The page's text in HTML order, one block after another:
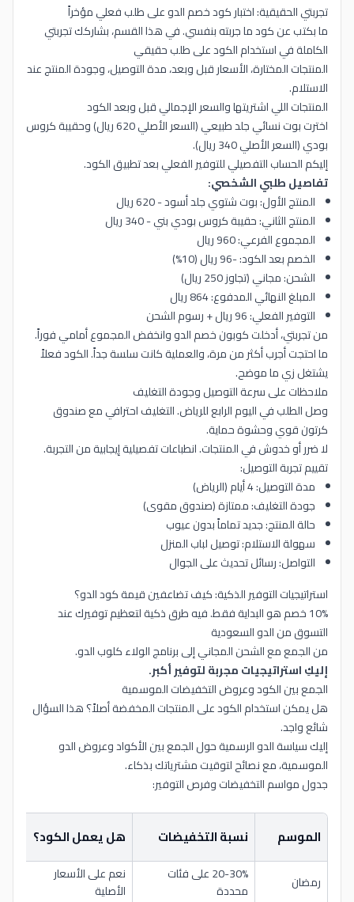
تجربتي الحقيقية: اختبار كود خصم الدو على طلب فعلي مؤخراً
ما بكتب عن كود ما جربته بنفسي. في هذا القسم، بشاركك تجربتي
الكاملة في استخدام الكود على طلب حقيقي
المنتجات المختارة، الأسعار قبل وبعد، مدة التوصيل، وجودة المنتج عند
الاستلام.
المنتجات اللي اشتريتها والسعر الإجمالي قبل وبعد الكود
اخترت بوت نسائي جلد طبيعي (السعر الأصلي 620 ريال) وحقيبة كروس
بودي (السعر الأصلي 340 ريال).
إليكم الحساب التفصيلي للتوفير الفعلي بعد تطبيق الكود.
تفاصيل طلبي الشخصي:
المنتج الأول: بوت شتوي جلد أسود - 620 ريال
المنتج الثاني: حقيبة كروس بودي بني - 340 ريال
المجموع الفرعي: 960 ريال
الخصم بعد الكود: -96 ريال (10%)
الشحن: مجاني (تجاوز 250 ريال)
المبلغ النهائي المدفوع: 864 ريال
التوفير الفعلي: 96 ريال + رسوم الشحن
من تجربتي، أدخلت كوبون خصم الدو وانخفض المجموع أمامي فوراً.
ما احتجت أجرب أكثر من مرة، والعملية كانت سلسة جداً. الكود فعلاً
يشتغل زي ما موضح.
ملاحظات على سرعة التوصيل وجودة التغليف
وصل الطلب في اليوم الرابع للرياض. التغليف احترافي مع صندوق
كرتون قوي وحشوة حماية.
لا ضرر أو خدوش في المنتجات. انطباعات تفصيلية إيجابية من التجربة.
تقييم تجربة التوصيل:
مدة التوصيل: 4 أيام (الرياض)
جودة التغليف: ممتازة (صندوق مقوى)
حالة المنتج: جديد تماماً بدون عيوب
سهولة الاستلام: توصيل لباب المنزل
التواصل: رسائل تحديث على الجوال
استراتيجيات التوفير الذكية: كيف تضاعفين قيمة كود الدو؟
10% خصم هو البداية فقط. فيه طرق ذكية لتعظيم توفيرك عند
التسوق من الدو السعودية
من الجمع مع الشحن المجاني إلى برنامج الولاء كلوب الدو.
إليكِ استراتيجيات مجربة لتوفير أكبر.
الجمع بين الكود وعروض التخفيضات الموسمية
هل يمكن استخدام الكود على المنتجات المخفضة أصلاً؟ هذا السؤال
شائع واجد.
إليك سياسة الدو الرسمية حول الجمع بين الأكواد وعروض الدو
الموسمية، مع نصائح لتوقيت مشترياتك بذكاء.
جدول مواسم التخفيضات وفرص التوفير:
الموسم نسبة التخفيضات هل يعمل الكود؟
رمضان
20-30% على فئات
محددة
نعم على الأسعار
الأصلية